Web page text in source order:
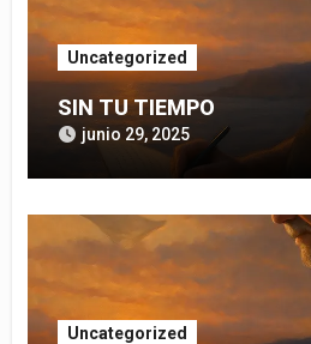
Uncategorized
SIN TU TIEMPO
junio 29, 2025
Uncategorized